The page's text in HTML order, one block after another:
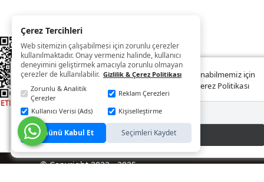
Web sitemizde size daha iyi ve kaliteli hizmet sunabilmemiz için
çerezler kullanılmaktadır. Detaylar:
Gizlilik ve Çerez Politikası
Reddet
Kabul Et
© Copyright 2022 - 2025
Çerez Tercihleri
Web sitemizin çalışabilmesi için zorunlu çerezler
kullanılmaktadır. Onay vermeniz halinde, kullanıcı
deneyimini geliştirmek amacıyla zorunlu olmayan
çerezler de kullanılabilir. Gizlilik & Çerez Politikası
Zorunlu & Analitik
Çerezler
Reklam Çerezleri
Kullanıcı Verisi (Ads)
Kişiselleştirme
Tümünü Kabul Et Seçimleri Kaydet